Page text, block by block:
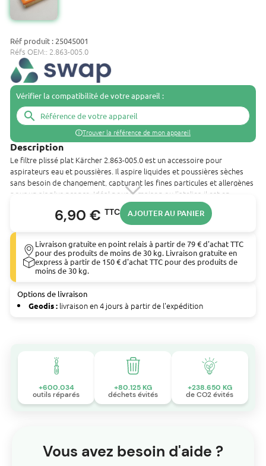
Réf produit : 25045001
Réfs OEM:: 2.863-005.0
Vérifier la compatibilité de votre appareil :
search
Trouver la référence de mon appareil
Description
Le filtre plissé plat Kärcher 2.863-005.0 est un accessoire pour
aspirateurs eau et poussières. Il aspire liquides et poussières sèches
sans besoin de changement, capturant les fines particules et allergènes
pour un air plus propre. Idéal pour la maison ou l'atelier, il est en
cellulose, compact lavable et facile à installer sans outils ni contact avec
Compatible avec WD4, WD5, WD6 ce filtre à air se monte sur les les
outils de type Aspirateur de marque : KÄRCHER. Vous trouverez ci-
dessous la liste de tous les outils compatibles avec ce Filtre à air :
Aspirateur eau et poussière 1000 W 20 L KÄRCHER (WD 4 Premium)
Aspirateur eau et poussière 1100 W 25 L KÄRCHER (WD 5 Premium)
Aspirateur eau et poussière 1300 W 30 L KÄRCHER (WD6 P Premium)
6,90 € TTC AJOUTER AU PANIER
Livraison gratuite en point relais à partir de 79 € d'achat TTC
pour des produits de moins de 30 kg. Livraison gratuite en
express à partir de 150 € d'achat TTC pour des produits de
moins de 30 kg.
Options de livraison
Geodis : livraison en 4 jours à partir de l'expédition
+600.034
outils réparés
+80.125 KG
déchets évités
+238.650 KG
de CO2 évités
Vous avez besoin d'aide ?